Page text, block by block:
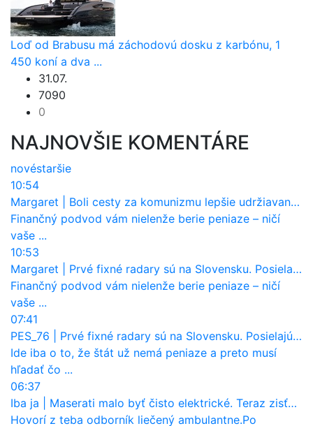
Loď od Brabusu má záchodovú dosku z karbónu, 1
450 koní a dva ...
31.07.
7090
0
NAJNOVŠIE KOMENTÁRE
novéstaršie
10:54
Margaret
Boli cesty za komunizmu lepšie udržiavané ako dnes?
Finančný podvod vám nielenže berie peniaze – ničí
vaše ...
10:53
Margaret
Prvé fixné radary sú na Slovensku. Posielajú už pokuty? Ukáže ich Waze?
Finančný podvod vám nielenže berie peniaze – ničí
vaše ...
07:41
PES_76
Prvé fixné radary sú na Slovensku. Posielajú už pokuty? Ukáže ich Waze?
Ide iba o to, že štát už nemá peniaze a preto musí
hľadať čo ...
06:37
Iba ja
Maserati malo byť čisto elektrické. Teraz zisťuje, že potrebuje nový osemvalcový motor
Hovorí z teba odborník liečený ambulantne.Po